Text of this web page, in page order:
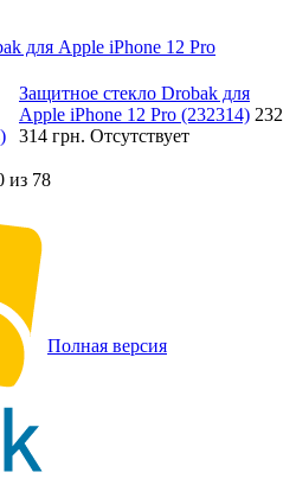
для Apple iPhone 12 Pro
Защитное стекло Drobak для
Apple iPhone 12 Pro (232314) 232
314 грн. Отсутствует
из 78
Полная версия